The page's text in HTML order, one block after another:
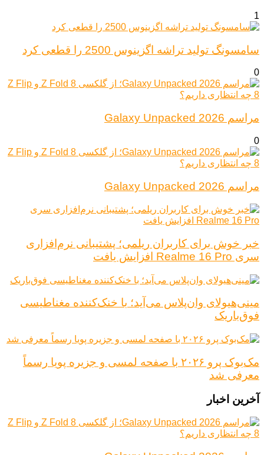
1
سامسونگ تولید تراشه اگزینوس 2500 را قطعی کرد
0
مراسم Galaxy Unpacked 2026
0
مراسم Galaxy Unpacked 2026
خبر خوش برای کاربران ریلمی؛ پشتیبانی نرم‌افزاری
سری Realme 16 Pro افزایش یافت
مینی‌هیولای وان‌پلاس می‌آید؛ با خنک‌کننده مغناطیسی
فوق‌باریک
مک‌بوک پرو ۲۰۲۶ با صفحه لمسی و جزیره پویا رسماً
معرفی شد
آخرین اخبار